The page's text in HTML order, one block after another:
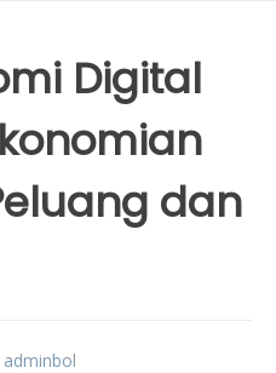
Digital
dan
adminbol